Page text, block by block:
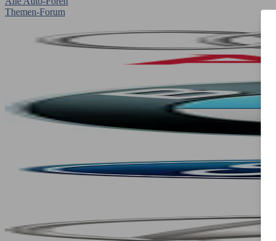
Themen-Forum